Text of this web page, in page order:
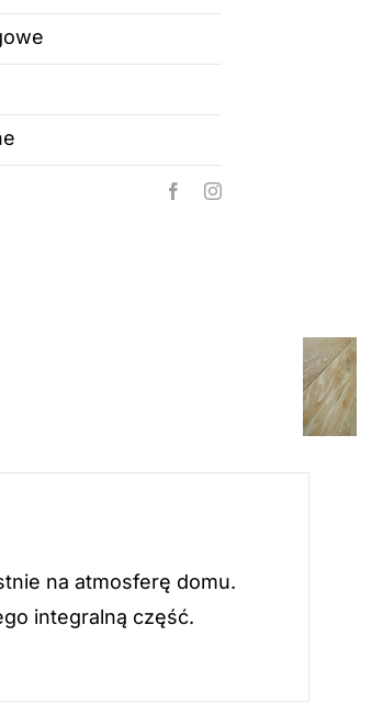
na atmosferę domu.
integralną część.